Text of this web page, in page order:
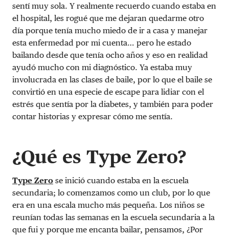
sentí muy sola. Y realmente recuerdo cuando estaba en
el hospital, les rogué que me dejaran quedarme otro
día porque tenía mucho miedo de ir a casa y manejar
esta enfermedad por mi cuenta… pero he estado
bailando desde que tenía ocho años y eso en realidad
ayudó mucho con mi diagnóstico. Ya estaba muy
involucrada en las clases de baile, por lo que el baile se
convirtió en una especie de escape para lidiar con el
estrés que sentía por la diabetes, y también para poder
contar historias y expresar cómo me sentía.
¿Qué es Type Zero?
Type Zero se inició cuando estaba en la escuela
secundaria; lo comenzamos como un club, por lo que
era en una escala mucho más pequeña. Los niños se
reunían todas las semanas en la escuela secundaria a la
que fui y porque me encanta bailar, pensamos, ¿Por